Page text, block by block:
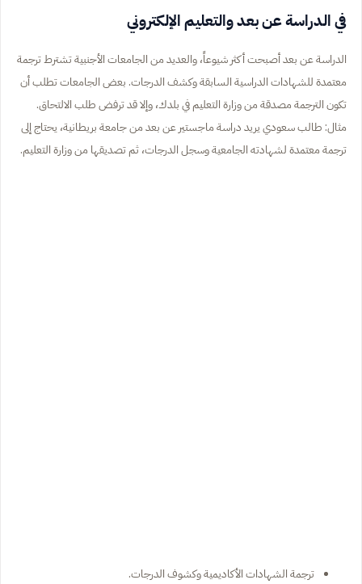
في الدراسة عن بعد والتعليم الإلكتروني
الدراسة عن بعد أصبحت أكثر شيوعاً، والعديد من الجامعات الأجنبية تشترط ترجمة
معتمدة للشهادات الدراسية السابقة وكشف الدرجات. بعض الجامعات تطلب أن
تكون الترجمة مصدقة من وزارة التعليم في بلدك، وإلا قد ترفض طلب الالتحاق.
مثال: طالب سعودي يريد دراسة ماجستير عن بعد من جامعة بريطانية، يحتاج إلى
ترجمة معتمدة لشهادته الجامعية وسجل الدرجات، ثم تصديقها من وزارة التعليم.
ترجمة الشهادات الأكاديمية وكشوف الدرجات.